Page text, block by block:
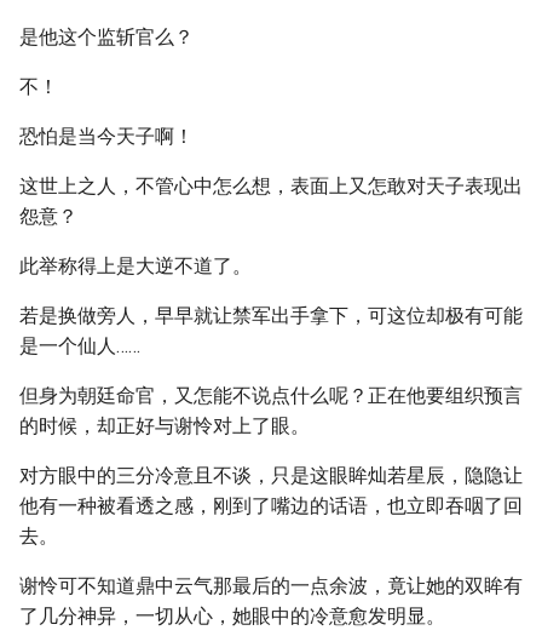
是他这个监斩官么？
不！
恐怕是当今天子啊！
这世上之人，不管心中怎么想，表面上又怎敢对天子表现出
怨意？
此举称得上是大逆不道了。
若是换做旁人，早早就让禁军出手拿下，可这位却极有可能
是一个仙人……
但身为朝廷命官，又怎能不说点什么呢？正在他要组织预言
的时候，却正好与谢怜对上了眼。
对方眼中的三分冷意且不谈，只是这眼眸灿若星辰，隐隐让
他有一种被看透之感，刚到了嘴边的话语，也立即吞咽了回
去。
谢怜可不知道鼎中云气那最后的一点余波，竟让她的双眸有
了几分神异，一切从心，她眼中的冷意愈发明显。